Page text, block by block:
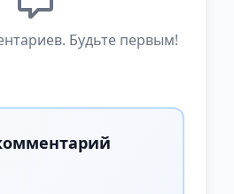
Будьте первым!